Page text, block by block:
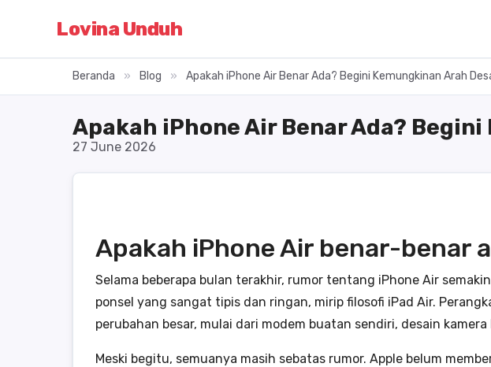
Lovina Unduh
Beranda » Blog » Apakah iPhone Air Benar Ada? Begini Kemungkinan Arah
Apakah iPhone Air Benar Ada?
27 June 2026
Apakah iPhone Air benar-benar
Selama beberapa bulan terakhir, rumor tentang iPhone Air
ponsel yang sangat tipis dan ringan, mirip filosofi iPad Air.
perubahan besar, mulai dari modem buatan sendiri, desain
Meski begitu, semuanya masih sebatas rumor. Apple belum